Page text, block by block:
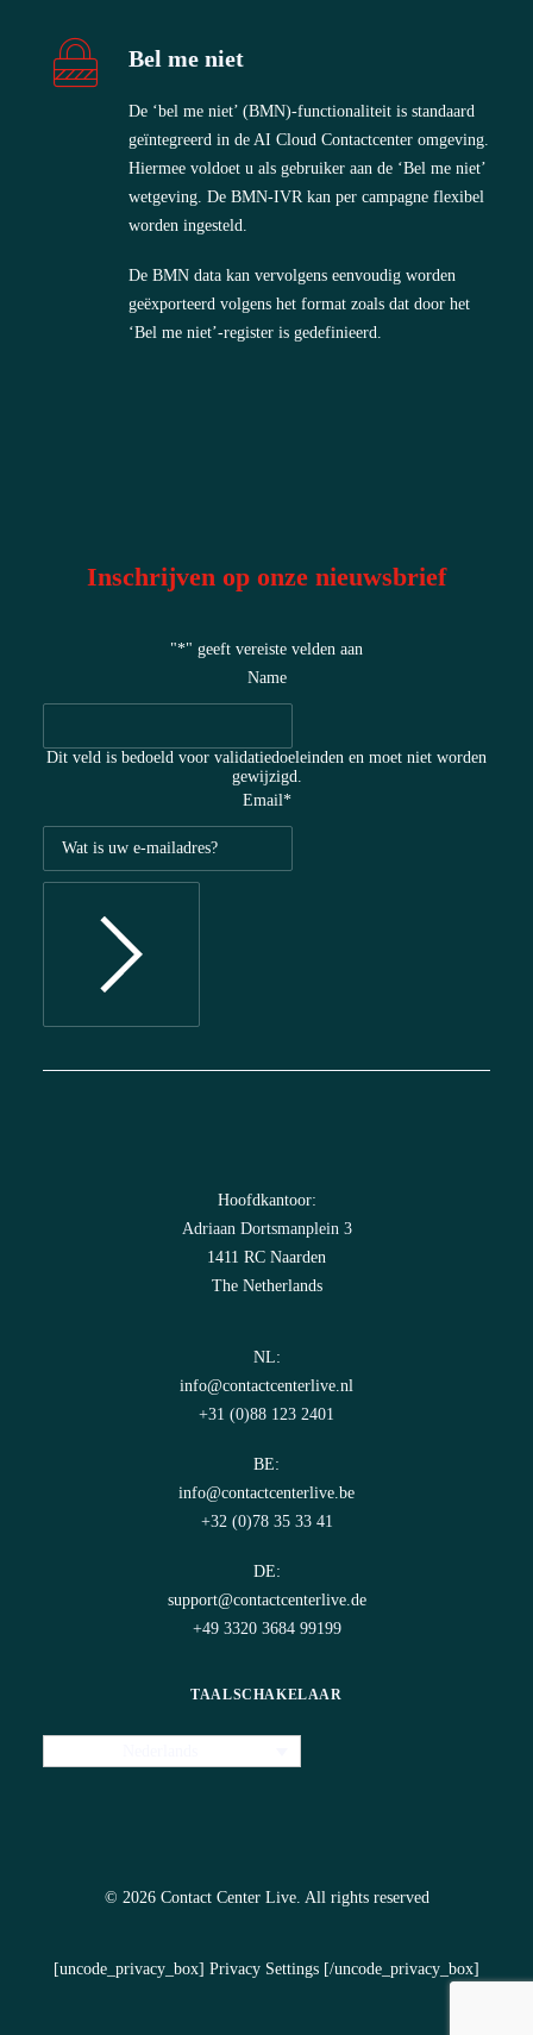
Bel me niet
De ‘bel me niet’ (BMN)-functionaliteit is standaard
geïntegreerd in de AI Cloud Contactcenter omgeving.
Hiermee voldoet u als gebruiker aan de ‘Bel me niet’
wetgeving. De BMN-IVR kan per campagne flexibel
worden ingesteld.
De BMN data kan vervolgens eenvoudig worden
geëxporteerd volgens het format zoals dat door het
‘Bel me niet’-register is gedefinieerd.
Inschrijven op onze nieuwsbrief
"*" geeft vereiste velden aan
Name
Dit veld is bedoeld voor validatiedoeleinden en moet niet worden
gewijzigd.
Email*
Hoofdkantoor:
Adriaan Dortsmanplein 3
1411 RC Naarden
The Netherlands
NL:
info@contactcenterlive.nl
+31 (0)88 123 2401
BE:
info@contactcenterlive.be
+32 (0)78 35 33 41
DE:
support@contactcenterlive.de
+49 3320 3684 99199
TAALSCHAKELAAR
© 2026 Contact Center Live. All rights reserved
[uncode_privacy_box] Privacy Settings [/uncode_privacy_box]